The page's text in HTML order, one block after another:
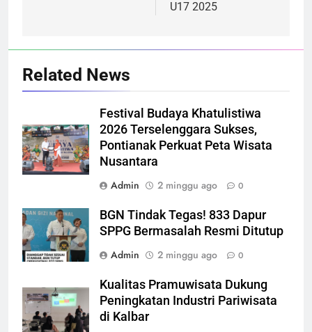
U17 2025
Related News
Festival Budaya Khatulistiwa
2026 Terselenggara Sukses,
Pontianak Perkuat Peta Wisata
Nusantara
Admin
2 minggu ago 0
BGN Tindak Tegas! 833 Dapur
SPPG Bermasalah Resmi Ditutup
Admin
2 minggu ago 0
Kualitas Pramuwisata Dukung
Peningkatan Industri Pariwisata
di Kalbar